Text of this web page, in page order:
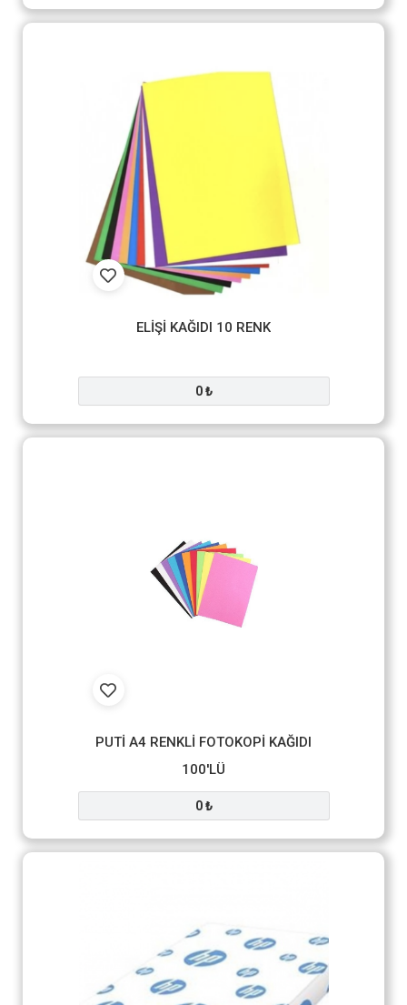
ELİŞİ KAĞIDI 10 RENK
0 ₺
PUTİ A4 RENKLİ FOTOKOPİ KAĞIDI
100'LÜ
0 ₺